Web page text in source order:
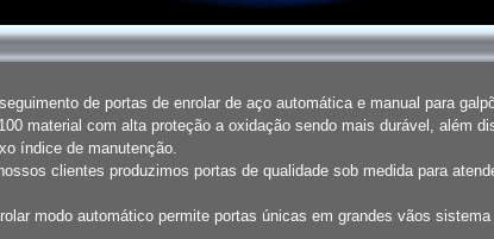
de portas de enrolar de aço automática e manual para
material com alta proteção a oxidação sendo mais durável, além
índice de manutenção.
clientes produzimos portas de qualidade sob medida para
modo automático permite portas únicas em grandes vãos